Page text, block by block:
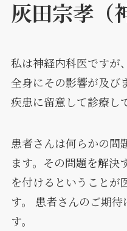
灰田宗孝（
私は神経内科医ですが
全身にその影響が及び
疾患に留意して診療し
患者さんは何らかの問
ます。その問題を解決
を付けるということが
す。 患者さんのご期
す。